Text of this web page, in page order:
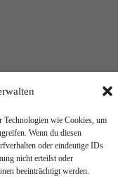
wie Cookies, um
Wenn du diesen
oder eindeutige IDs
nicht erteilst oder
beeinträchtigt werden.